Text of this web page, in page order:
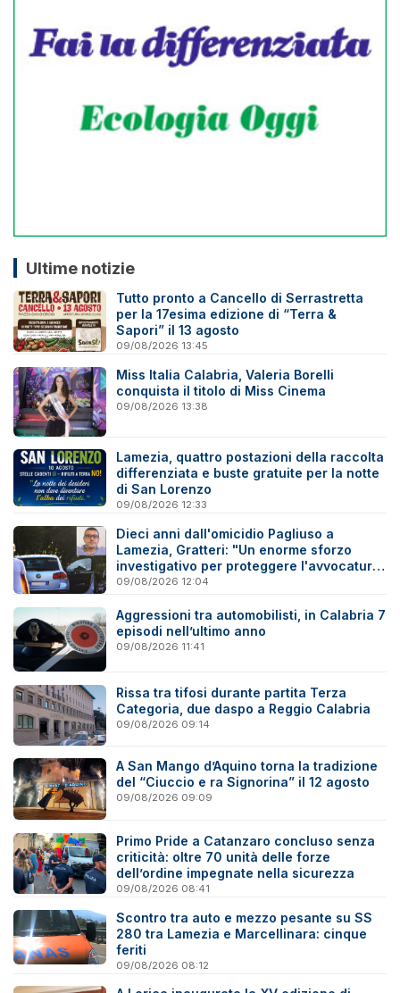
Ultime notizie
Tutto pronto a Cancello di Serrastretta
per la 17esima edizione di “Terra &
Sapori” il 13 agosto
09/08/2026 13:45
Miss Italia Calabria, Valeria Borelli
conquista il titolo di Miss Cinema
09/08/2026 13:38
Lamezia, quattro postazioni della raccolta
differenziata e buste gratuite per la notte
di San Lorenzo
09/08/2026 12:33
Dieci anni dall'omicidio Pagliuso a
Lamezia, Gratteri: "Un enorme sforzo
investigativo per proteggere l'avvocatura
onesta"
09/08/2026 12:04
Aggressioni tra automobilisti, in Calabria 7
episodi nell’ultimo anno
09/08/2026 11:41
Rissa tra tifosi durante partita Terza
Categoria, due daspo a Reggio Calabria
09/08/2026 09:14
A San Mango d’Aquino torna la tradizione
del “Ciuccio e ra Signorina” il 12 agosto
09/08/2026 09:09
Primo Pride a Catanzaro concluso senza
criticità: oltre 70 unità delle forze
dell’ordine impegnate nella sicurezza
09/08/2026 08:41
Scontro tra auto e mezzo pesante su SS
280 tra Lamezia e Marcellinara: cinque
feriti
09/08/2026 08:12